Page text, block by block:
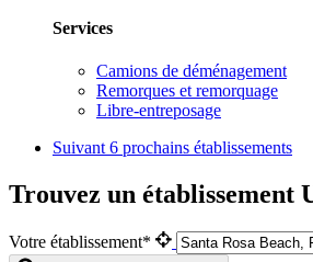
Services
Camions de déménagement
Remorques et remorquage
Libre-entreposage
Suivant 6 prochains établissements
Trouvez un établissement
Votre établissement*